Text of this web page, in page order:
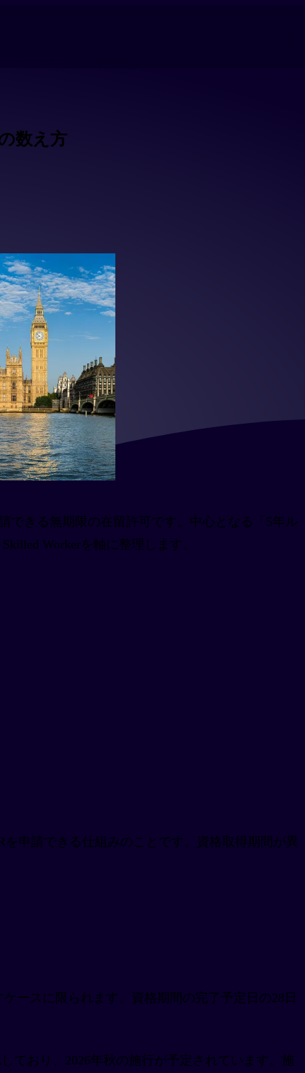
数え方
できる無期限の在留許可です。中心となる「5年ル
Workerを軸に整理します。
申請できる仕組みのことです。資格取得期間が異
ースに限られます。資格期間の完了予定日の28日
ており、2026年秋の施行が予定されています。施